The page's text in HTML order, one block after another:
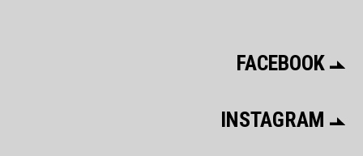
FACEBOOK
INSTAGRAM